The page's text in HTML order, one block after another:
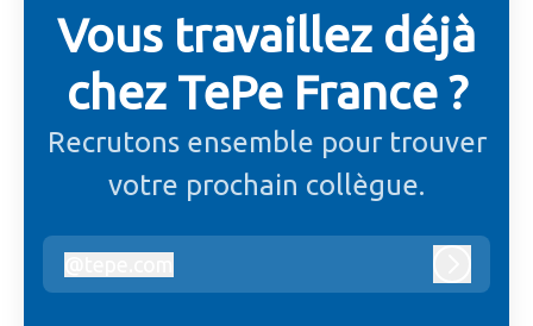
Vous travaillez déjà
chez TePe France ?
Recrutons ensemble pour trouver
votre prochain collègue.
tepe.com